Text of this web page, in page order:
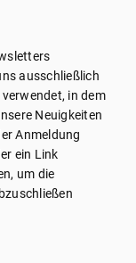
ausschließlich
in dem
Neuigkeiten
Anmeldung
ein Link
um die